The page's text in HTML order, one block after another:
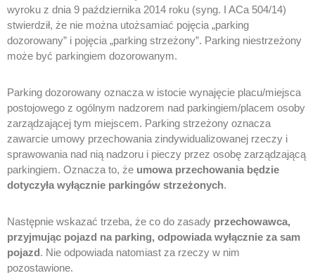
wyroku z dnia 9 października 2014 roku (syng. I ACa 504/14)
stwierdził, że nie można utożsamiać pojęcia „parking
dozorowany” i pojęcia „parking strzeżony”. Parking niestrzeżony
może być parkingiem dozorowanym.
Parking dozorowany oznacza w istocie wynajęcie placu/miejsca
postojowego z ogólnym nadzorem nad parkingiem/placem osoby
zarządzającej tym miejscem. Parking strzeżony oznacza
zawarcie umowy przechowania zindywidualizowanej rzeczy i
sprawowania nad nią nadzoru i pieczy przez osobę zarządzającą
parkingiem. Oznacza to, że umowa przechowania będzie
dotyczyła wyłącznie parkingów strzeżonych.
Następnie wskazać trzeba, że co do zasady przechowawca,
przyjmując pojazd na parking, odpowiada wyłącznie za sam
pojazd. Nie odpowiada natomiast za rzeczy w nim
pozostawione.